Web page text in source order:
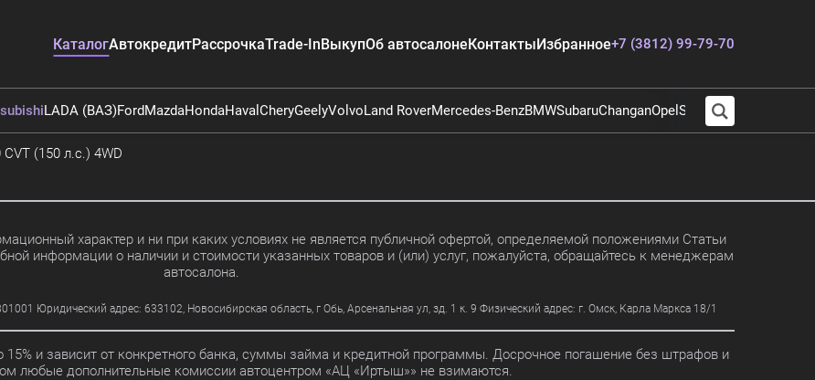
КаталогАвтокредитРассрочкаTrade-InВыкупОб автосалонеКонтактыИзбранное+7 (3812) 99-79-70
LADA (ВАЗ)FordMazdaHondaHaval CheryGeelyVolvoLand RoverMercedes-BenzBMWSubaruChanganOpel SuzukiAudi
(150 л.с.) 4WD
характер и ни при каких условиях не является публичной офертой, определяемой положениями Статьи
информации о наличии и стоимости указанных товаров и (или) услуг, пожалуйста, обращайтесь к менеджерам
автосалона.
Юридический адрес: 633102, Новосибирская область, г Обь, Арсенальная ул, зд. 1 к. 9 Физический адрес: г. Омск, Карла Маркса 18/1
15% и зависит от конкретного банка, суммы займа и кредитной программы. Досрочное погашение без штрафов и
любые дополнительные комиссии автоцентром «АЦ «Иртыш»» не взимаются.